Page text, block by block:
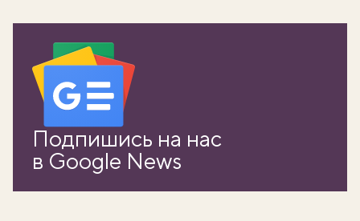
Подпишись на нас
в Google News